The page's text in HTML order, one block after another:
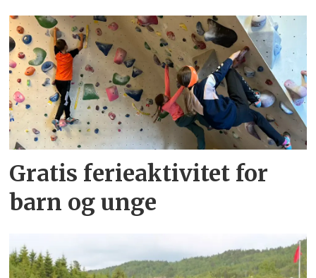
Gratis ferieaktivitet for
barn og unge